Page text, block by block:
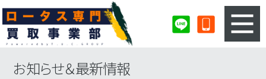
3ステップのカンタン査定
お知らせ＆最新情報